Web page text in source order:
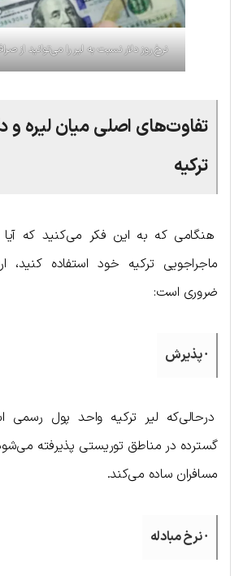
نرخ روز دلار نسبت به لیر را می‌توانید از
تفاوت‌های اصلی میان لیره و
ترکیه
هنگامی که به این فکر می‌کنید که آیا
ماجراجویی ترکیه خود استفاده کنید،
ضروری است:
· پذیرش
درحالی‌که لیر ترکیه واحد پول رسمی
گسترده در مناطق توریستی پذیرفته
مسافران ساده می‌کند.
· نرخ مبادله